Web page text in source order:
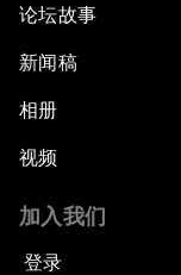
论坛故事
新闻稿
相册
视频
加入我们
登录